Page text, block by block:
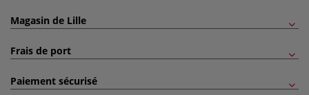
Magasin de Lille
Frais de port
Paiement sécurisé